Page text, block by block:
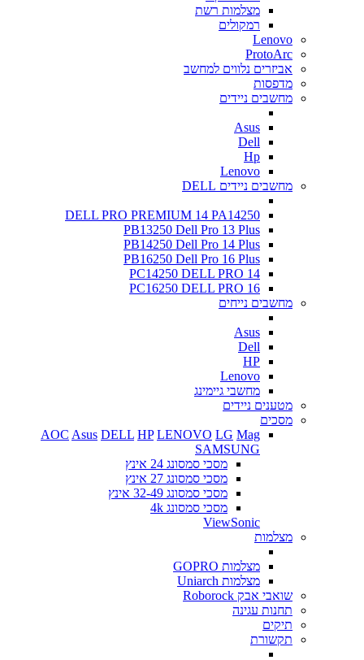
מצלמות רשת
רמקולים
Lenovo
ProtoArc
אביזרים נלווים למחשב
מדפסות
מחשבים ניידים
Asus
Dell
Hp
Lenovo
מחשבים ניידים DELL
DELL PRO PREMIUM 14 PA14250
PB13250 Dell Pro 13 Plus
PB14250 Dell Pro 14 Plus
PB16250 Dell Pro 16 Plus
PC14250 DELL PRO 14
PC16250 DELL PRO 16
מחשבים נייחים
Asus
Dell
HP
Lenovo
מחשבי גיימינג
מטענים ניידים
מסכים
AOC Asus DELL HP LENOVO LG Mag
SAMSUNG
מסכי סמסונג 24 אינץ
מסכי סמסונג 27 אינץ
מסכי סמסונג 32-49 אינץ
מסכי סמסונג 4k
ViewSonic
מצלמות
מצלמות GOPRO
מצלמות Uniarch
שואבי אבק Roborock
תחנות עגינה
תיקים
תקשורת